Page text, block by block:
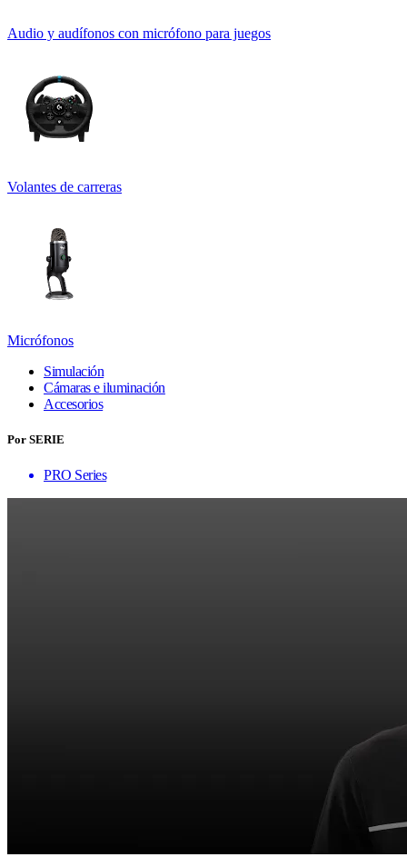
Audio y audífonos con micrófono para juegos
Volantes de carreras
Micrófonos
Simulación
Cámaras e iluminación
Accesorios
Por SERIE
PRO Series